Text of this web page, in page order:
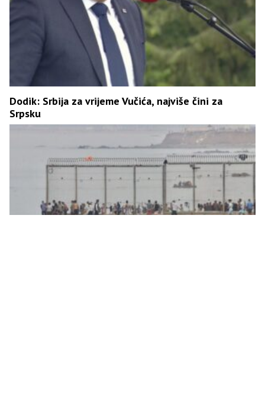
Dodik: Srbija za vrijeme Vučića, najviše čini za
Srpsku